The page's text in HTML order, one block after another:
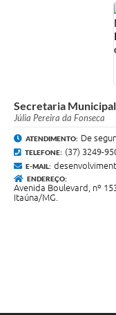
Secretaria
Júlia Pereira da Fonseca
ATENDIMENTO: De
TELEFONE: (37) 3249-
E-MAIL:
ENDEREÇO:
Avenida Boulevard, nº
Itaúna/MG.